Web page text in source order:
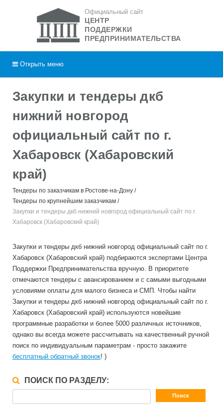
Официальный сайт
ЦЕНТР
ПОДДЕРЖКИ
ПРЕДПРИНИМАТЕЛЬСТВА
Открыть меню
Закупки и тендеры дкб
нижний новгород
официальный сайт по г.
Хабаровск (Хабаровский
край)
Тендеры по заказчикам в Ростове-на-Дону
Тендеры по крупнейшим заказчикам
Закупки и тендеры дкб нижний новгород официальный сайт по г.
Хабаровск (Хабаровский край)
Закупки и тендеры дкб нижний новгород официальный сайт по г.
Хабаровск (Хабаровский край) подбираются экспертами Центра
Поддержки Предпринимательства вручную. В приоритете
отмечаются тендеры с авансированием и с самыми выгодными
условиями оплаты для малого бизнеса и СМП. Чтобы найти
Закупки и тендеры дкб нижний новгород официальный сайт по г.
Хабаровск (Хабаровский край) используются новейшие
программные разработки и более 5000 различных источников,
однако вы всегда можете рассчитывать на качественный ручной
поиск по индивидуальным параметрам - просто закажите
бесплатный обратный звонок! )
ПОИСК ПО РАЗДЕЛУ: